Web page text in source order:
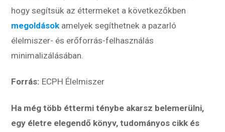
hogy segítsük az éttermeket a következőkben
megoldások amelyek segíthetnek a pazarló
élelmiszer- és erőforrás-felhasználás
minimalizálásában.
Forrás: ECPH Élelmiszer
Ha még több éttermi ténybe akarsz belemerülni,
egy életre elegendő könyv, tudományos cikk és